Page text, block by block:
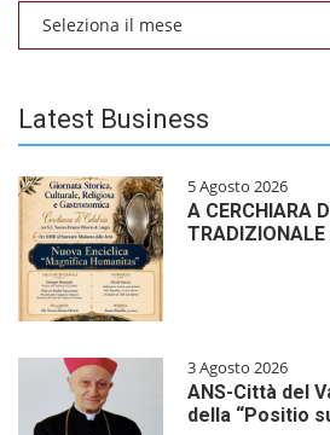
Archivio
Latest Business
5 Agosto 2026
A CERCHIARA
3 Agosto 2026
ANS-Città del
della “Positio